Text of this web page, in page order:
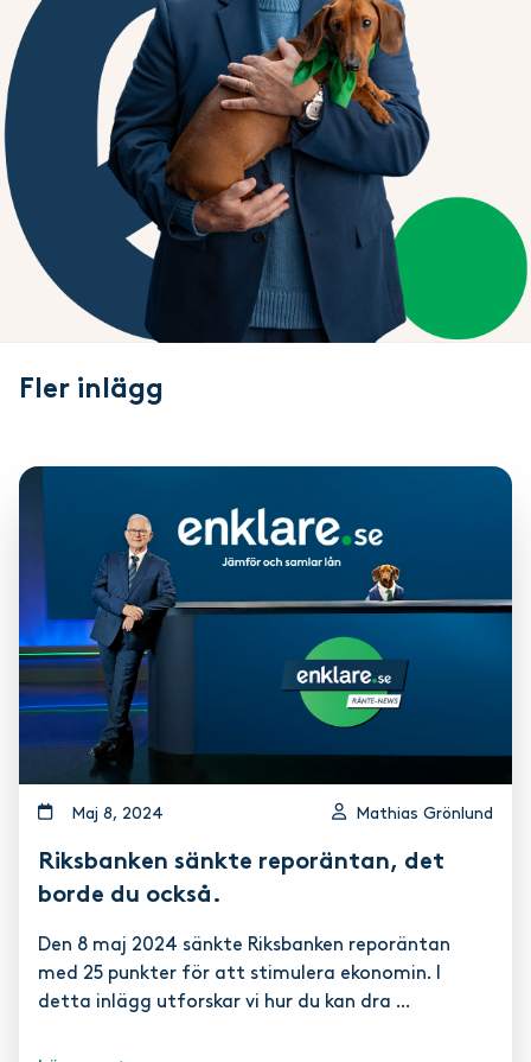
Fler inlägg
maj 8, 2024 Mathias Grönlund
Riksbanken sänkte reporäntan, det
borde du också.
Den 8 maj 2024 sänkte Riksbanken reporäntan
med 25 punkter för att stimulera ekonomin. I
detta inlägg utforskar vi hur du kan dra ...